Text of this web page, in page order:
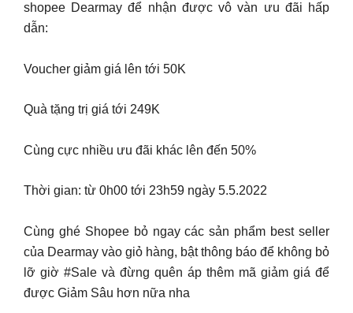
shopee Dearmay để nhận được vô vàn ưu đãi hấp
dẫn:
Voucher giảm giá lên tới 50K
Quà tặng trị giá tới 249K
Cùng cực nhiều ưu đãi khác lên đến 50%
Thời gian: từ 0h00 tới 23h59 ngày 5.5.2022
Cùng ghé Shopee bỏ ngay các sản phẩm best seller
của Dearmay vào giỏ hàng, bật thông báo để không bỏ
lỡ giờ #Sale và đừng quên áp thêm mã giảm giá để
được Giảm Sâu hơn nữa nha